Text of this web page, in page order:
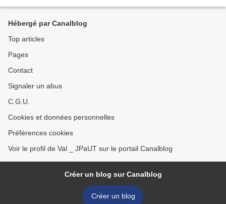
Hébergé par Canalblog
Top articles
Pages
Contact
Signaler un abus
C.G.U.
Cookies et données personnelles
Préférences cookies
Voir le profil de Val _ JPaUT sur le portail Canalblog
Créer un blog sur Canalblog
Créer un blog